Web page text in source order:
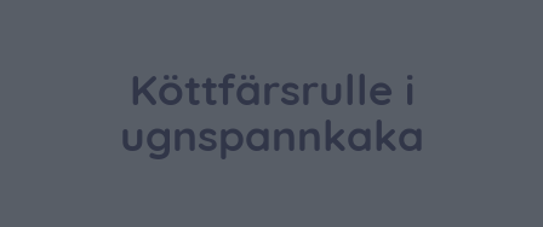
Köttfärsrulle i
ugnspannkaka